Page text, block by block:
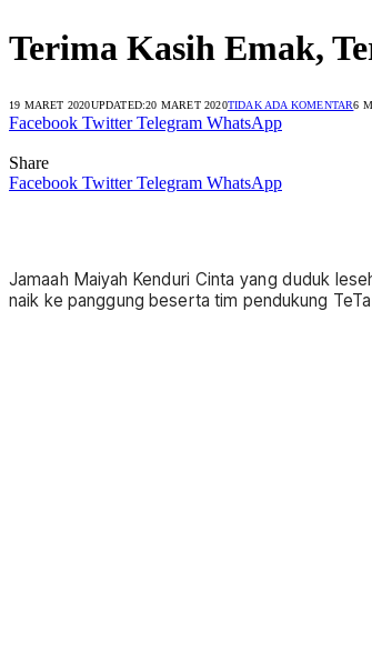
Terima Kasih Emak,
19 MARET 2020UPDATED:20 MARET 2020TIDAK ADA KOMENTAR6
Facebook Twitter Telegram WhatsApp
Share
Facebook Twitter Telegram WhatsApp
Jamaah Maiyah Kenduri Cinta yang duduk
naik ke panggung beserta tim pendukung